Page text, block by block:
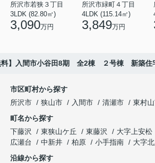
所沢市若狭３丁目
3LDK (82.80㎡)
3,090万円
所沢市緑町４丁目
4LDK (115.14㎡)
3,849万円
料】入間市小谷田8期 全2棟 ２号棟 新築住
市区町村から探す
所沢市
狭山市 入間市 清瀬市 東村
町名から探す
下藤沢
東狭山ケ丘 東藤沢 大字上安松
広瀬台
中新井 柏原 小手指南
大字
沿線から探す